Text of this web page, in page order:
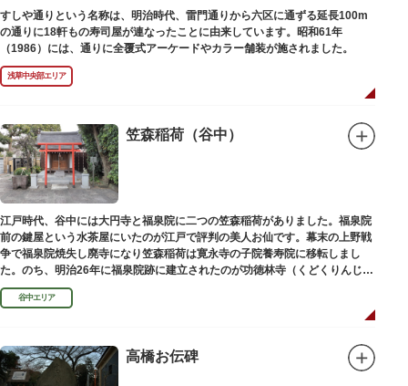
なお、隅田川の対岸、木母寺（墨田区堤通）境内には梅若にちなむ梅若塚
（都旧跡）があり、この妙亀塚と相対するものと考えられています。
すしや通りという名称は、明治時代、雷門通りから六区に通ずる延長100m
の通りに18軒もの寿司屋が連なったことに由来しています。昭和61年
（1986）には、通りに全覆式アーケードやカラー舗装が施されました。
浅草中央部エリア
笠森稲荷（谷中）
江戸時代、谷中には大円寺と福泉院に二つの笠森稲荷がありました。福泉院
前の鍵屋という水茶屋にいたのが江戸で評判の美人お仙です。幕末の上野戦
争で福泉院焼失し廃寺になり笠森稲荷は寛永寺の子院養寿院に移転しまし
た。のち、明治26年に福泉院跡に建立されたのが功徳林寺（くどくりんじ）
で、明治末期には稲荷社が祀られました。
谷中エリア
高橋お伝碑